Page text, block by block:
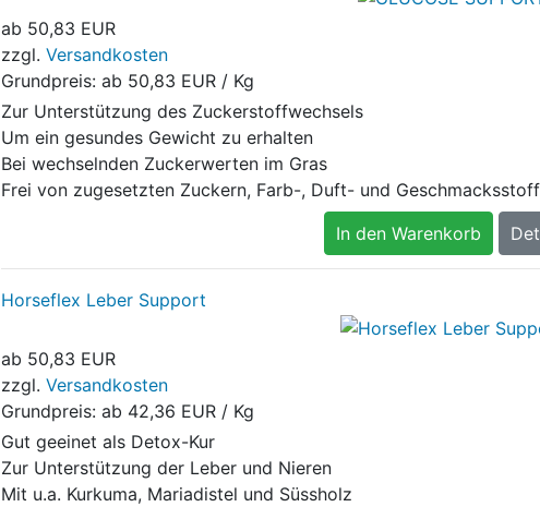
ab 50,83 EUR
zzgl. Versandkosten
Grundpreis: ab 50,83 EUR / Kg
Zur Unterstützung des Zuckerstoffwechsels
Um ein gesundes Gewicht zu erhalten
Bei wechselnden Zuckerwerten im Gras
Frei von zugesetzten Zuckern, Farb-, Duft- und
In den Warenkorb
Horseflex Leber Support
ab 50,83 EUR
zzgl. Versandkosten
Grundpreis: ab 42,36 EUR / Kg
Gut geeinet als Detox-Kur
Zur Unterstützung der Leber und Nieren
Mit u.a. Kurkuma, Mariadistel und Süssholz